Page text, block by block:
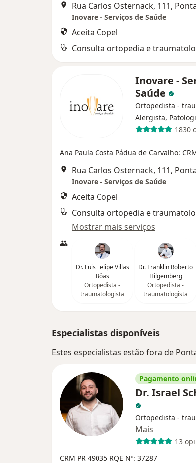
Rua Carlos Osternack, 111,
Inovare - Serviços de Saúde
Aceita Copel
Consulta ortopedia e
Inovare -
Saúde
Ortopedista -
Alergista,
1830
Ana Paula Costa Pádua de Carvalho:
Rua Carlos Osternack, 111,
Inovare - Serviços de Saúde
Aceita Copel
Consulta ortopedia e
Mostrar mais serviços
Dr. Luis Felipe Villas
Bôas
Ortopedista -
traumatologista
Dr. Franklin Roberto
Hilgemberg
Ortopedista -
traumatologista
Especialistas disponíveis
Estes especialistas estão fora de
Pagamento
Dr. Israel
Ortopedista -
Mais
13
CRM PR 49035 RQE Nº: 37287